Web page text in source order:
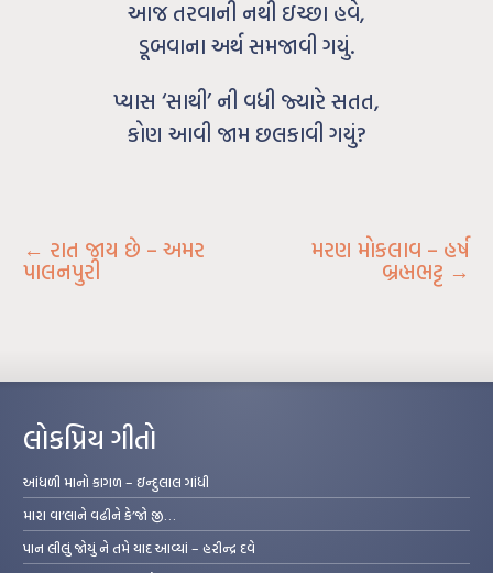
આજ તરવાની નથી ઇચ્છા હવે,
ડૂબવાના અર્થ સમજાવી ગયું.
પ્યાસ ‘સાથી’ ની વધી જ્યારે સતત,
કોણ આવી જામ છલકાવી ગયું?
← રાત જાય છે – અમર
પાલનપુરી
મરણ મોકલાવ – હર્ષ
બ્રહ્મભટ્ટ →
લોકપ્રિય ગીતો
આંધળી માનો કાગળ – ઇન્દુલાલ ગાંધી
મારા વા’લાને વઢીને કે’જો જી…
પાન લીલું જોયું ને તમે યાદ આવ્યાં – હરીન્દ્ર દવે